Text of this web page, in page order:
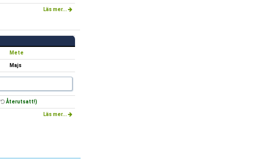
Läs mer...
Mete
Majs
Återutsatt!)
Läs mer...